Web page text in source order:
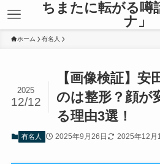
ちまたに転がる噂
ナ」
ホーム 有名人
【画像検証】
のは整形？顔が
る理由3選！
2025
12/12
有名人 2025年9月26日 2025年12月